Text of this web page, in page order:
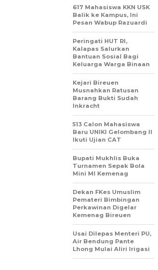
617 Mahasiswa KKN USK
Balik ke Kampus, Ini
Pesan Wabup Razuardi
Peringati HUT RI,
Kalapas Salurkan
Bantuan Sosial Bagi
Keluarga Warga Binaan
Kejari Bireuen
Musnahkan Ratusan
Barang Bukti Sudah
Inkracht
513 Calon Mahasiswa
Baru UNIKI Gelombang II
Ikuti Ujian CAT
Bupati Mukhlis Buka
Turnamen Sepak Bola
Mini MI Kemenag
Dekan FKes Umuslim
Pemateri Bimbingan
Perkawinan Digelar
Kemenag Bireuen
Usai Dilepas Menteri PU,
Air Bendung Pante
Lhong Mulai Aliri Irigasi